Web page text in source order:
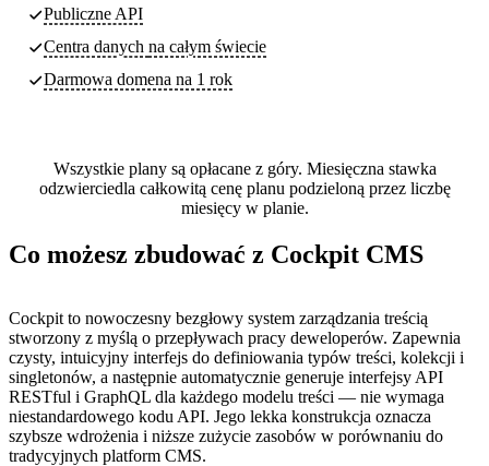
Publiczne API
Centra danych na całym świecie
Darmowa domena na 1 rok
Wszystkie plany są opłacane z góry. Miesięczna stawka
odzwierciedla całkowitą cenę planu podzieloną przez liczbę
miesięcy w planie.
Co możesz zbudować z Cockpit CMS
Cockpit to nowoczesny bezgłowy system zarządzania treścią
stworzony z myślą o przepływach pracy deweloperów. Zapewnia
czysty, intuicyjny interfejs do definiowania typów treści, kolekcji i
singletonów, a następnie automatycznie generuje interfejsy API
RESTful i GraphQL dla każdego modelu treści — nie wymaga
niestandardowego kodu API. Jego lekka konstrukcja oznacza
szybsze wdrożenia i niższe zużycie zasobów w porównaniu do
tradycyjnych platform CMS.